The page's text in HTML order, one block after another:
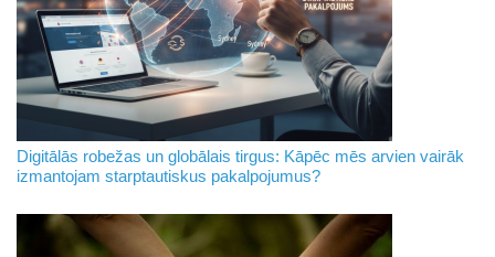
Digitālās robežas un globālais tirgus: Kāpēc mēs arvien vairāk
izmantojam starptautiskus pakalpojumus?